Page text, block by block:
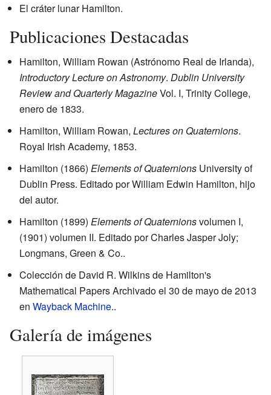
El cráter lunar Hamilton.
Publicaciones Destacadas
Hamilton, William Rowan (Astrónomo Real de Irlanda),
Introductory Lecture on Astronomy. Dublin University
Review and Quarterly MagazineVol. I, Trinity College,
enero de 1833.
Hamilton, William Rowan, Lectures on Quaternions.
Royal Irish Academy, 1853.
Hamilton (1866) Elements of Quaternions University of
Dublin Press. Editado por William Edwin Hamilton, hijo
del autor.
Hamilton (1899) Elements of Quaternionsvolumen I,
(1901) volumen II. Editado por Charles Jasper Joly;
Longmans, Green & Co..
Colección de David R. Wilkins de Hamilton's
Mathematical PapersArchivadoel 30 de mayo de 2013
en Wayback Machine..
Galería de imágenes